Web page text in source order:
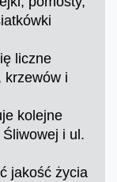
liczne
krzewów i
kolejne
i ul.
jakość życia